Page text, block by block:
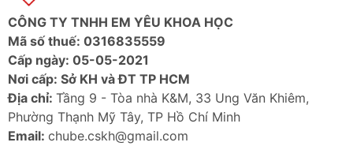
CÔNG TY TNHH EM YÊU KHOA HỌC
Mã số thuế: 0316835559
Cấp ngày: 05-05-2021
Nơi cấp: Sở KH và ĐT TP HCM
Địa chỉ: Tầng 9 - Tòa nhà K&M, 33 Ung Văn Khiêm,
Phường Thạnh Mỹ Tây, TP Hồ Chí Minh
Email: chube.cskh@gmail.com